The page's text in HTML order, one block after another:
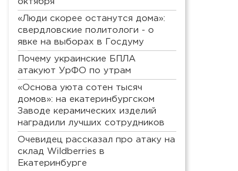
«Люди скорее останутся дома»:
свердловские политологи - о
явке на выборах в Госдуму
Почему украинские БПЛА
атакуют УрФО по утрам
«Основа уюта сотен тысяч
домов»: на екатеринбургском
Заводе керамических изделий
наградили лучших сотрудников
Очевидец рассказал про атаку на
склад Wildberries в
Екатеринбурге